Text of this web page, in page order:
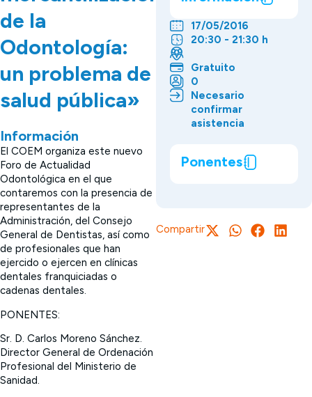
de la
Odontología:
un problema de
salud pública»
Información
El COEM organiza este nuevo
Foro de Actualidad
Odontológica en el que
contaremos con la presencia de
representantes de la
Administración, del Consejo
General de Dentistas, así como
de profesionales que han
ejercido o ejercen en clínicas
dentales franquiciadas o
cadenas dentales.
PONENTES:
Sr. D. Carlos Moreno Sánchez.
Director General de Ordenación
Profesional del Ministerio de
Sanidad.
17/05/2016
20:30 - 21:30 h
Gratuito
0
Necesario
confirmar
asistencia
Ponentes
Compartir